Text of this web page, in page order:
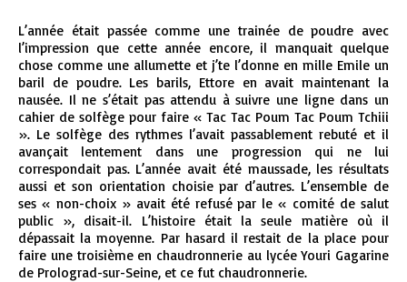
L’année était passée comme une trainée de poudre avec
l’impression que cette année encore, il manquait quelque
chose comme une allumette et j’te l’donne en mille Emile un
baril de poudre. Les barils, Ettore en avait maintenant la
nausée. Il ne s’était pas attendu à suivre une ligne dans un
cahier de solfège pour faire « Tac Tac Poum Tac Poum Tchiii
». Le solfège des rythmes l’avait passablement rebuté et il
avançait lentement dans une progression qui ne lui
correspondait pas. L’année avait été maussade, les résultats
aussi et son orientation choisie par d’autres. L’ensemble de
ses « non-choix » avait été refusé par le « comité de salut
public », disait-il. L’histoire était la seule matière où il
dépassait la moyenne. Par hasard il restait de la place pour
faire une troisième en chaudronnerie au lycée Youri Gagarine
de Prolograd-sur-Seine, et ce fut chaudronnerie.